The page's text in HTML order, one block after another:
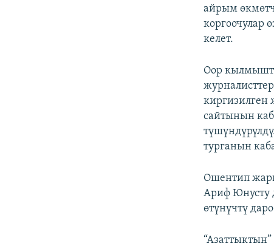
айрым
коргоочулар
келет.
Оор
киргизилген
сайтынын
турганын
Ошентип
Ариф Юнусту
өтүнүчтү